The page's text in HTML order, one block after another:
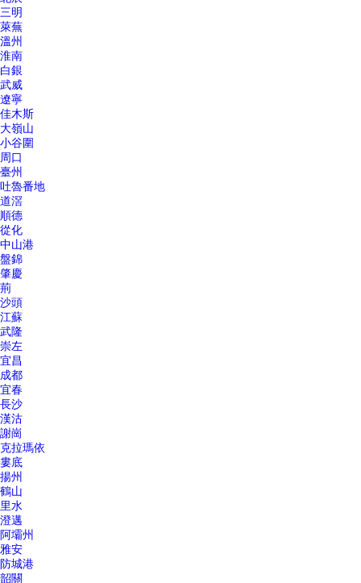
三明
萊蕪
溫州
淮南
白銀
武威
遼寧
佳木斯
大嶺山
小谷圍
周口
臺州
吐魯番地
道滘
順德
從化
中山港
盤錦
肇慶
荊
沙頭
江蘇
武隆
崇左
宜昌
成都
宜春
長沙
漢沽
謝崗
克拉瑪依
婁底
揚州
鶴山
里水
澄邁
阿壩州
雅安
防城港
韶關